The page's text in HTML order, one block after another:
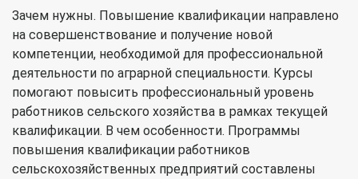
Зачем нужны. Повышение квалификации направлено
на совершенствование и получение новой
компетенции, необходимой для профессиональной
деятельности по аграрной специальности. Курсы
помогают повысить профессиональный уровень
работников сельского хозяйства в рамках текущей
квалификации. В чем особенности. Программы
повышения квалификации работников
сельскохозяйственных предприятий составлены